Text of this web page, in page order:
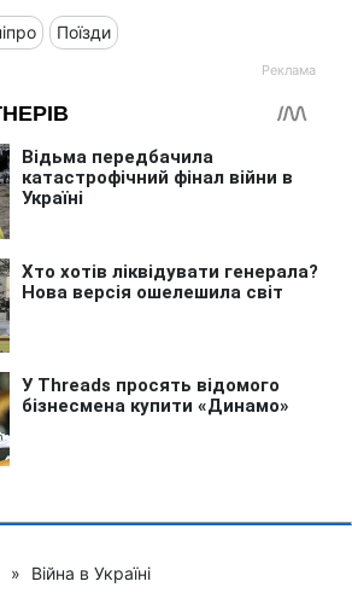
Поїзди
» Війна в Україні